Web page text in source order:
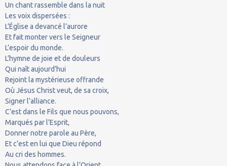
Un chant rassemble dans la nuit
Les voix dispersées :
L’Église a devancé l’aurore
Et fait monter vers le Seigneur
L’espoir du monde.
L’hymne de joie et de douleurs
Qui naît aujourd’hui
Rejoint la mystérieuse offrande
Où Jésus Christ veut, de sa croix,
Signer l’alliance.
C’est dans le Fils que nous pouvons,
Marqués par l’Esprit,
Donner notre parole au Père,
Et c’est en lui que Dieu répond
Au cri des hommes.